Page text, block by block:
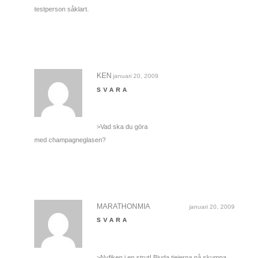
testperson såklart.
januari 20, 2009
KEN
SVARA
>Vad ska du göra
med champagneglasen?
januari 20, 2009
MARATHONMIA
SVARA